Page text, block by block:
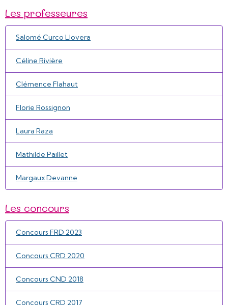
Les professeures
Salomé Curco Llovera
Céline Rivière
Clémence Flahaut
Florie Rossignon
Laura Raza
Mathilde Paillet
Margaux Devanne
Les concours
Concours FRD 2023
Concours CRD 2020
Concours CND 2018
Concours CRD 2017